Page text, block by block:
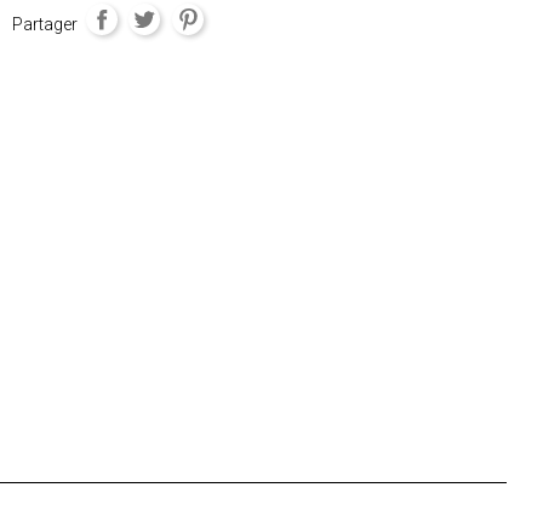
Partager